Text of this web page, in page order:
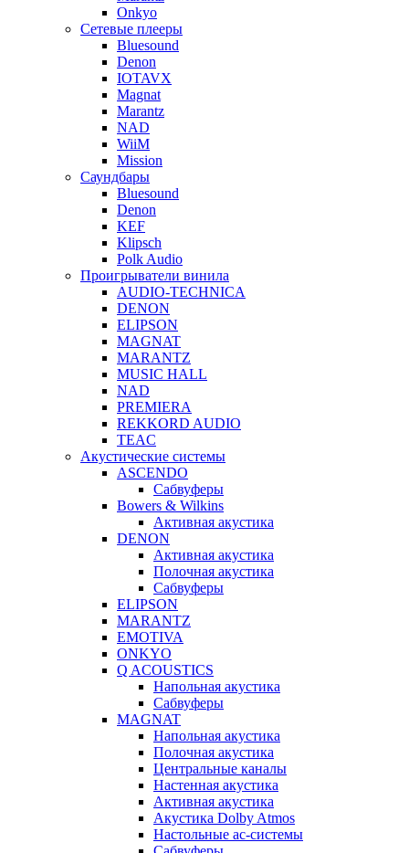
Onkyo
Сетевые плееры
Bluesound
Denon
IOTAVX
Magnat
Marantz
NAD
WiiM
Mission
Саундбары
Bluesound
Denon
KEF
Klipsch
Polk Audio
Проигрыватели винила
AUDIO-TECHNICA
DENON
ELIPSON
MAGNAT
MARANTZ
MUSIC HALL
NAD
PREMIERA
REKKORD AUDIO
TEAC
Акустические системы
ASCENDO
Сабвуферы
Bowers & Wilkins
Активная акустика
DENON
Активная акустика
Полочная акустика
Сабвуферы
ELIPSON
MARANTZ
EMOTIVA
ONKYO
Q ACOUSTICS
Напольная акустика
Сабвуферы
MAGNAT
Напольная акустика
Полочная акустика
Центральные каналы
Настенная акустика
Активная акустика
Акустика Dolby Atmos
Настольные ас-системы